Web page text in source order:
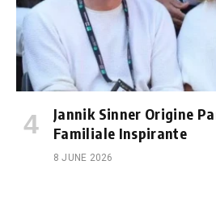
Jannik Sinner Origine
Familiale Inspirante
8 JUNE 2026